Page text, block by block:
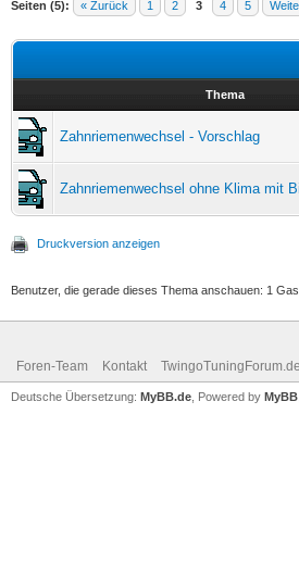
Seiten (5): « Zurück 1 2 3 4 5
Thema
Zahnriemenwechsel - Vorschlag
Zahnriemenwechsel ohne Klima mit
Druckversion anzeigen
Benutzer, die gerade dieses Thema anschauen: 1
Foren-Team Kontakt TwingoTuningForum.de
Deutsche Übersetzung: MyBB.de , Powered by MyBB